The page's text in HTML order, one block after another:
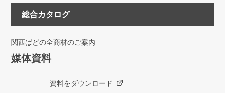
総合カタログ
関西ぱどの全商材のご案内
媒体資料
資料をダウンロード